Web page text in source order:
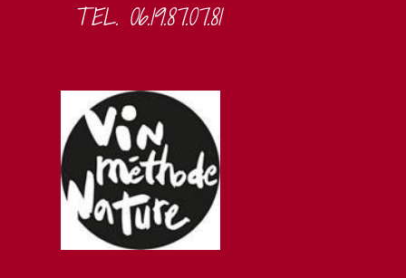
TEL. 06.19.87.07.81